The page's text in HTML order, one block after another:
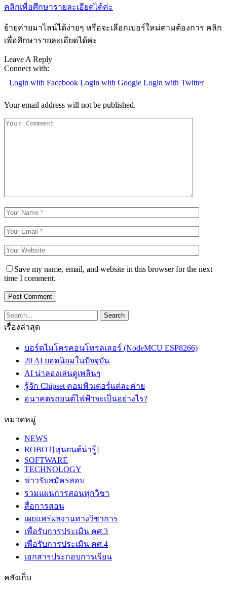
ย้ายค่ายมาไลน์ได้ง่ายๆ หรือจะเลือกเบอร์ใหม่ตามต้องการ คลิก
เพื่อศึกษารายละเอียดได้ค่ะ
Leave A Reply
Connect with:
Login with Facebook Login with Google Login with Twitter
Your email address will not be published.
Save my name, email, and website in this browser for the next
time I comment.
เรื่องล่าสุด
บอร์ดไมโครคอนโทรลเลอร์ (NodeMCU ESP8266)
20 AI ยอดนิยมในปัจจุบัน
AI น่าลองเล่นดูเพลินๆ
รู้จัก Chipset คอมพิวเตอร์แต่ละค่าย
อนาคตรถยนต์ไฟฟ้าจะเป็นอย่างไร?
หมวดหมู่
NEWS
ROBOT[หุ่นยนต์น่ารู้]
SOFTWARE
TECHNOLOGY
ข่าวรับสมัครสอบ
รวมแผนการสอนทุกวิชา
สื่อการสอน
เผยแพร่ผลงานทางวิชาการ
เพื่อรับการประเมิน คศ.3
เพื่อรับการประเมิน คศ.4
เอกสารประกอบการเรียน
คลังเก็บ